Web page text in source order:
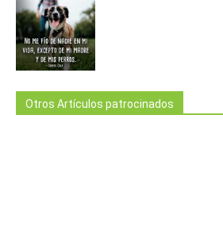
Otros Artículos patrocinados